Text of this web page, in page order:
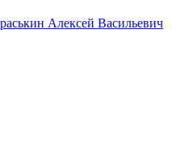
Алексей Васильевич